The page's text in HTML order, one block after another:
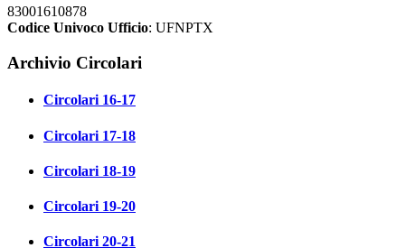
83001610878
Codice Univoco Ufficio: UFNPTX
Archivio Circolari
Circolari 16-17
Circolari 17-18
Circolari 18-19
Circolari 19-20
Circolari 20-21